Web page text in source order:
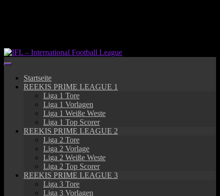
Startseite
REEKIS PRIME LEAGUE 1
Liga 1 Tore
Liga 1 Vorlagen
Liga 1 Weiße Weste
Liga 1 Top Scorer
REEKIS PRIME LEAGUE 2
Liga 2 Tore
Liga 2 Vorlage
Liga 2 Weiße Weste
Liga 2 Top Scorer
REEKIS PRIME LEAGUE 3
Liga 3 Tore
Liga 3 Vorlagen